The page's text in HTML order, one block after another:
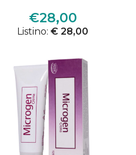
€28,00
Listino:€ 28,00